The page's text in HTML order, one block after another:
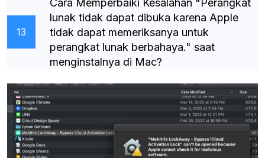
13
lunak tidak dapat dibuka karena Apple
tidak dapat memeriksanya untuk
perangkat lunak berbahaya." saat
menginstalnya di Mac?